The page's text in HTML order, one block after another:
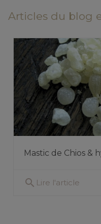
Articles du blog
Mastic de Chios &
search Lire l'article